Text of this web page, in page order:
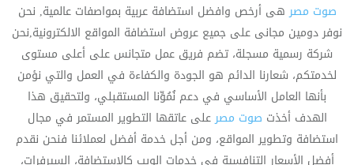
صوت مصر هى أرخص وافضل استضافة عربية بمواصفات عالمية, نحن
نوفر دومين مجانى على جميع عروض استضافة المواقع الالكترونية,نحن
شركة رسمية مسجلة، تضم فريق عمل متجانس على أعلى مستوى
لخدمتكم، شعارنا الدائم هو الجودة والكفاءة في العمل والتي نؤمن
بأنها العامل الأساسي في دعم نُمُوِّنا المستقبلي، ولتحقيق هذا
الهدف أخذت صوت مصرعلى عاتقها التطوير المستمر في مجال
استضافة وتطوير المواقع، ومن أجل خدمة أفضل لعملائنا فنحن نقدم
أفضل الأسعار التنافسية في خدمات الويب كالاستضافة، السيرفرات،